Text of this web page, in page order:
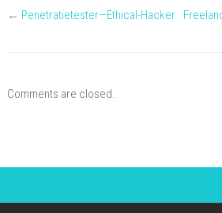
← Penetratietester—Ethical-Hacker
Comments are closed.